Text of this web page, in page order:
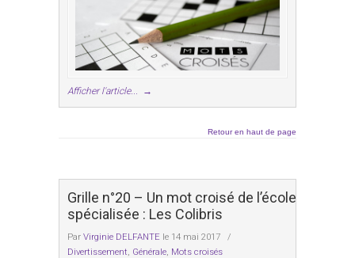
Afficher l'article... →
Retour en haut de page
Grille n°20 – Un mot croisé de l’école
spécialisée : Les Colibris
Par Virginie DELFANTE le 14 mai 2017
/
Divertissement, Générale, Mots croisés